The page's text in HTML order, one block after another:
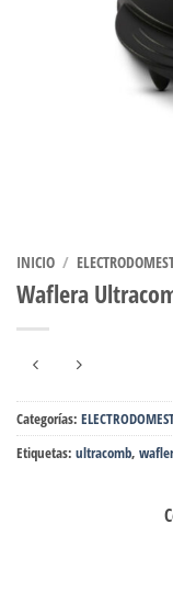
INICIO /
Waflera
Categorías:
Etiquetas: ultracomb,